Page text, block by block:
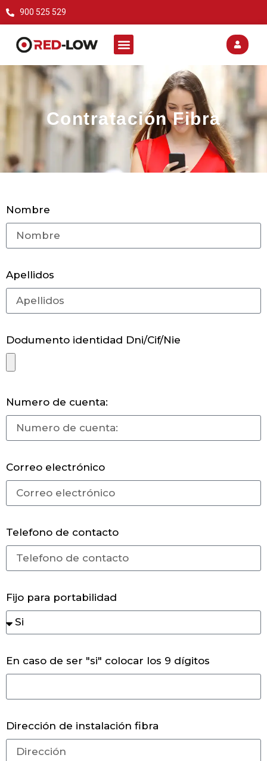
900 525 529
Contratación Fibra
Nombre
Apellidos
Dodumento identidad Dni/Cif/Nie
Numero de cuenta:
Correo electrónico
Telefono de contacto
Fijo para portabilidad
En caso de ser "si" colocar los 9 dígitos
Dirección de instalación fibra